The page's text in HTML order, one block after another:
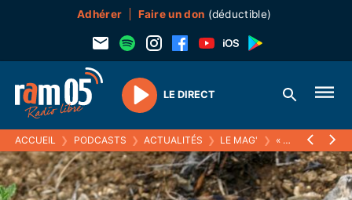
Adhérer Faire un don (déductible)
Play
LE DIRECT
ACCUEIL ❯ PODCASTS ❯ ACTUALITÉS ❯ LE MAG' ❯ « LE MAUVAIS RÉFLEXE, C’EST LE COUP DE PELLE » : LES SERPENTS, ESPÈCES MENACÉES ET VICTIMES DE PRÉJUGÉS